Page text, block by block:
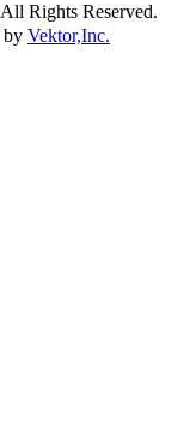
All Rights Reserved.
by Vektor,Inc.